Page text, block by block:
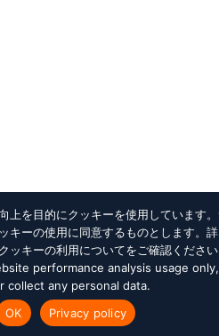
上を目的にクッキーを使用しています
キーの使用に同意するものとします。
ッキーの利用についてをご確認くださ
performance analysis usage
collect any personal data.
OK
Privacy policy